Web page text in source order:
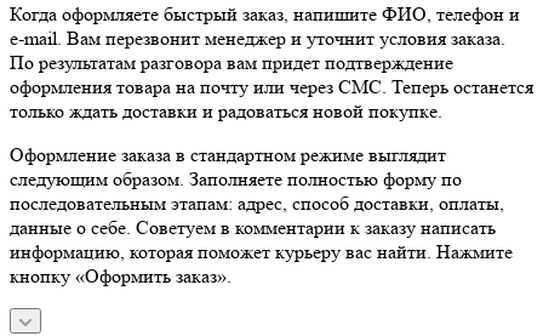
Когда оформляете быстрый заказ, напишите ФИО, телефон и
e-mail. Вам перезвонит менеджер и уточнит условия заказа.
По результатам разговора вам придет подтверждение
оформления товара на почту или через СМС. Теперь останется
только ждать доставки и радоваться новой покупке.
Оформление заказа в стандартном режиме выглядит
следующим образом. Заполняете полностью форму по
последовательным этапам: адрес, способ доставки, оплаты,
данные о себе. Советуем в комментарии к заказу написать
информацию, которая поможет курьеру вас найти. Нажмите
кнопку «Оформить заказ».